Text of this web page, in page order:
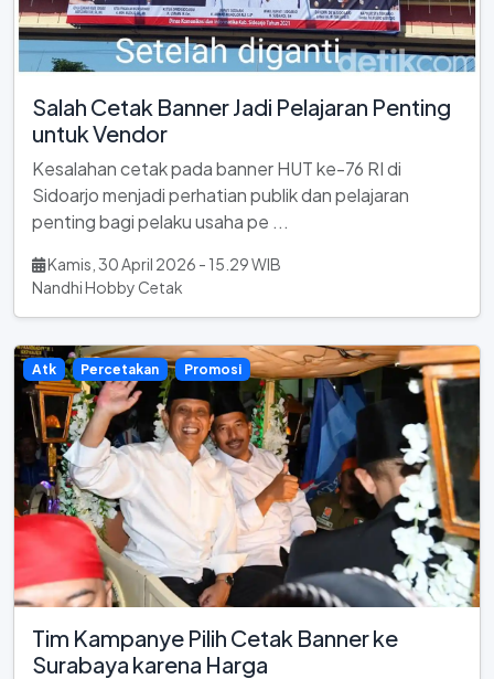
Salah Cetak Banner Jadi Pelajaran Penting
untuk Vendor
Kesalahan cetak pada banner HUT ke-76 RI di
Sidoarjo menjadi perhatian publik dan pelajaran
penting bagi pelaku usaha pe ...
Kamis, 30 April 2026 - 15.29 WIB
Nandhi Hobby Cetak
Atk Percetakan Promosi
Tim Kampanye Pilih Cetak Banner ke
Surabaya karena Harga